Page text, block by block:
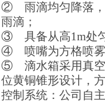
② 雨滴均匀降落
雨滴；
③ 具备从高1m处
④ 喷嘴为方格喷
⑤ 滴水箱采用真
位黄铜锥形设计，
控制系统： 公司 自